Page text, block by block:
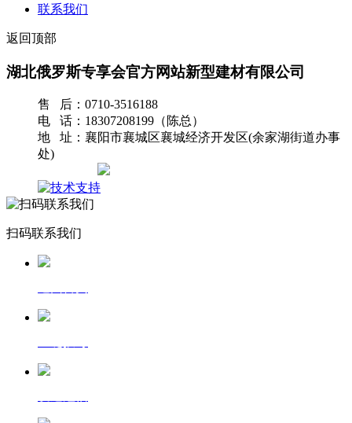
联系我们
返回顶部
湖北俄罗斯专享会官方网站新型建材有限公司
售 后：0710-3516188
电 话：18307208199（陈总）
地 址：襄阳市襄城区襄城经济开发区(余家湖街道办事
处)
扫码联系我们